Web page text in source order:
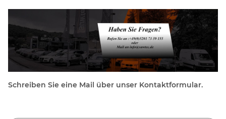
Schreiben Sie eine Mail über unser Kontaktformular.